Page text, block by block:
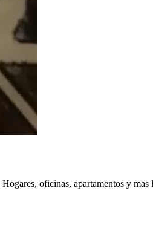
oficinas, apartamentos y